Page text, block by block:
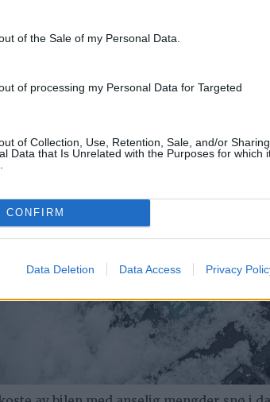
of the Sale of my Personal Data.
of processing my Personal Data for Targeted
of Collection, Use, Retention, Sale, and/or Sharing
Data that Is Unrelated with the Purposes for which
CONFIRM
Data Deletion Data Access Privacy